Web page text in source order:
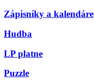
Zápisníky a kalendáre
Hudba
LP platne
Puzzle